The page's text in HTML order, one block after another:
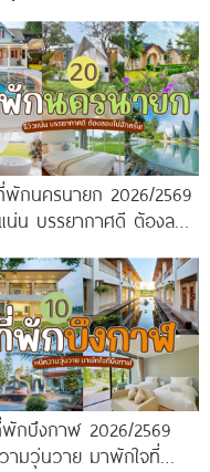
กนครนายก 2026/2569
น่น บรรยากาศดี ต้องลอง
กบึงกาฬ 2026/2569
ามวุ่นวาย มาพักใจที่